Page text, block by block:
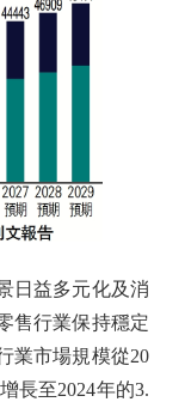
益多元化及消
售行業保持穩定
業市場規模從20
長至2024年的3.